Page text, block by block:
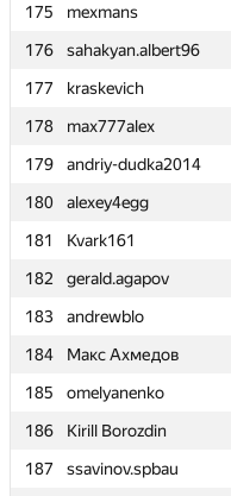
175
mexmans
176
sahakyan.albert96
177
kraskevich
178
max777alex
179
andriy-dudka2014
180
alexey4egg
181
Kvark161
182
gerald.agapov
183
andrewblo
184
Макс Ахмедов
185
omelyanenko
186
Kirill Borozdin
187
ssavinov.spbau
175
mexmans
176
sahakyan.albert96
177
kraskevich
178
max777alex
179
andriy-dudka2014
180
alexey4egg
181
Kvark161
182
gerald.agapov
183
andrewblo
184
Макс Ахмедов
185
omelyanenko
186
Kirill Borozdin
187
ssavinov.spbau